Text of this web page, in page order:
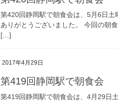
第420回静岡駅で朝食会は、5月6日
ありがとうございました。 今回の朝
[…]
2017年4月29日
第419回静岡駅で朝食会
第419回静岡駅で朝食会は、4月29日